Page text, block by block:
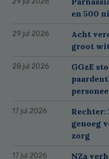
en 500
29 jul 2026
Acht
groot
28 jul 2026
GGzE
17 jul 2026
Rechter:
genoeg
zorg
17 jul 2026
NZa